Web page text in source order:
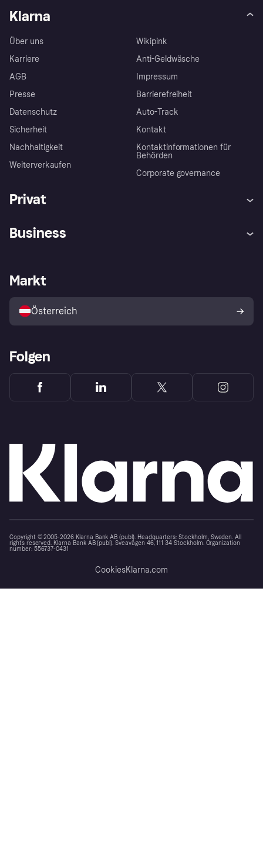
Klarna
Über uns
Karriere
AGB
Presse
Datenschutz
Sicherheit
Nachhaltigkeit
Weiterverkaufen
Wikipink
Anti-Geldwäsche
Impressum
Barrierefreiheit
Auto-Track
Kontakt
Kontaktinformationen für
Behörden
Corporate governance
Privat
Shops entdecken
Business
Händlerportal
Markt
Österreich
Folgen
Copyright © 2005-2026 Klarna Bank AB (publ). Headquarters: Stockholm, Sweden. All
rights reserved. Klarna Bank AB (publ). Sveavägen 46, 111 34 Stockholm. Organization
number: 556737-0431
CookiesKlarna.com